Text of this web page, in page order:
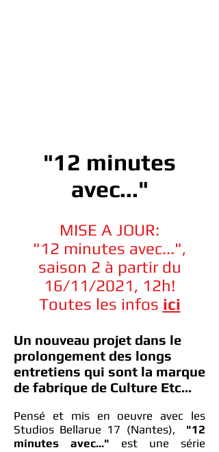
"12 minutes
avec..."
MISE A JOUR:
"12 minutes avec...",
saison 2 à partir du
16/11/2021, 12h!
Toutes les infos ici
Un nouveau projet dans le
prolongement des longs
entretiens qui sont la marque
de fabrique de Culture Etc...
Pensé et mis en oeuvre avec les
Studios Bellarue 17 (Nantes), "12
minutes avec..." est une série